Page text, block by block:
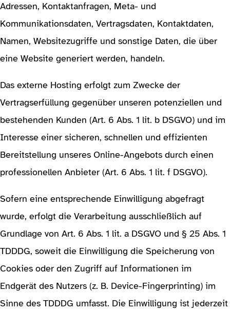
Adressen, Kontaktanfragen, Meta- und
Kommunikationsdaten, Vertragsdaten, Kontaktdaten,
Namen, Websitezugriffe und sonstige Daten, die über
eine Website generiert werden, handeln.
Das externe Hosting erfolgt zum Zwecke der
Vertragserfüllung gegenüber unseren potenziellen und
bestehenden Kunden (Art. 6 Abs. 1 lit. b DSGVO) und im
Interesse einer sicheren, schnellen und effizienten
Bereitstellung unseres Online-Angebots durch einen
professionellen Anbieter (Art. 6 Abs. 1 lit. f DSGVO).
Sofern eine entsprechende Einwilligung abgefragt
wurde, erfolgt die Verarbeitung ausschließlich auf
Grundlage von Art. 6 Abs. 1 lit. a DSGVO und § 25 Abs. 1
TDDDG, soweit die Einwilligung die Speicherung von
Cookies oder den Zugriff auf Informationen im
Endgerät des Nutzers (z. B. Device-Fingerprinting) im
Sinne des TDDDG umfasst. Die Einwilligung ist jederzeit